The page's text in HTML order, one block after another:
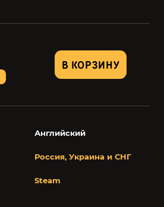
В КОРЗИНУ
Английский
Россия, Украина и СНГ
Steam